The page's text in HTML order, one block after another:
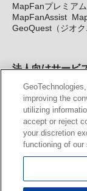
MapFanプレミアム
MapFanAssist
GeoQuest（ジオク
法人向けサービ
法人向け地図・位
図API Windows
サービス
MAP
カーナビ地図更
MapFan スマート
improving the
utilizing
accept or reject
your discretion
functioning of our